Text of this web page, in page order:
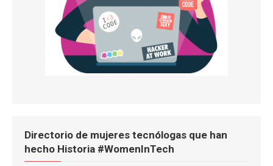
Directorio de mujeres tecnólogas que han
hecho Historia #WomenInTech